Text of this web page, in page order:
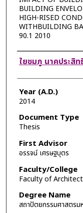
BUILDING
HIGH-RISED
WITHBUILDING
90.1 2010
Author
ใยชมภู นาคประสิท
Year (A.D.)
2014
Document Type
Thesis
First Advisor
อรรจน์ เศรษฐบุตร
Faculty/College
Faculty of
Degree Name
สถาปัตยกรรมศาสตร